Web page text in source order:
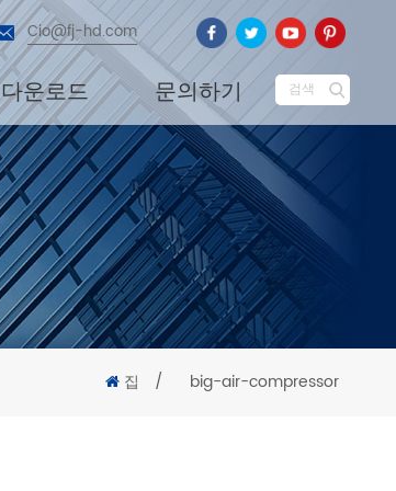
Cio@fj-hd.com
다운로드 문의하기 검색
집 / big-air-compressor